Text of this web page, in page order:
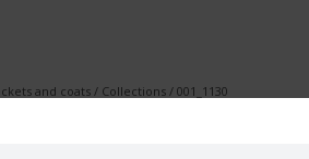
and coats/ Collections / 001_1130